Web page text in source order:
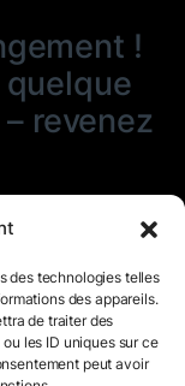
des technologies telles
des appareils.
de traiter des
les ID uniques sur ce
peut avoir
!
quelque
revenez